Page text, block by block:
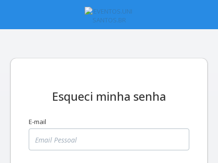
Esqueci minha senha
E-mail